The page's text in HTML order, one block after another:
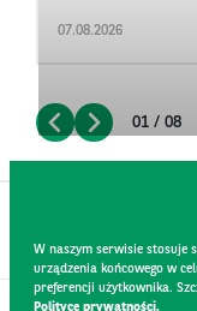
07.08.2026
01 / 08
W naszym serwisie stosuje
urządzenia końcowego w
preferencji użytkownika.
Polityce prywatności.